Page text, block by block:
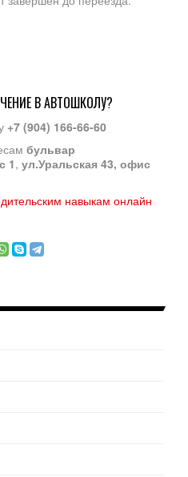
В АВТОШКОЛУ?
+7 (904) 166-66-60
бульвар
1, ул.Уральская 43, офис
навыкам онлайн